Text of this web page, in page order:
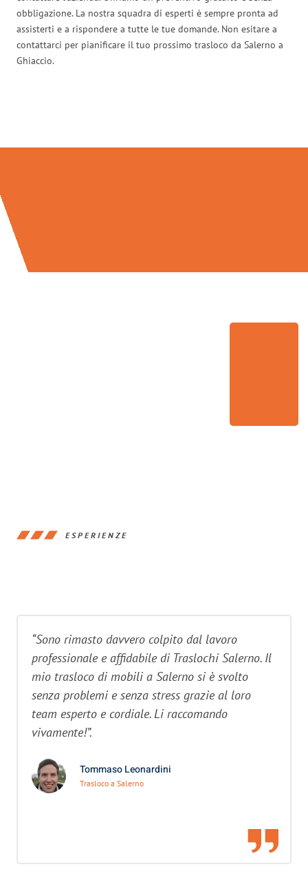
obbligazione. La nostra squadra di esperti è sempre pronta ad
assisterti e a rispondere a tutte le tue domande. Non esitare a
contattarci per pianificare il tuo prossimo trasloco da Salerno a
Ghiaccio.
ESPERIENZE
“Sono rimasto davvero colpito dal lavoro
professionale e affidabile di Traslochi Salerno. Il
mio trasloco di mobili a Salerno si è svolto
senza problemi e senza stress grazie al loro
team esperto e cordiale. Li raccomando
vivamente!”.
Tommaso Leonardini
Trasloco a Salerno